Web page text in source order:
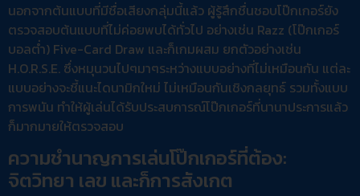
นอกจากต้นแบบที่มีชื่อเสียงกลุ่มนี้แล้ว ผู้รู้สึกชื่นชอบโป๊กเกอร์ยัง
ตรวจสอบต้นแบบที่ไม่ค่อยพบได้ทั่วไป อย่างเช่น Razz (โป๊กเกอร์
บอลต่ำ) Five-Card Draw และก็เกมผสม ยกตัวอย่างเช่น
H.O.R.S.E. ซึ่งหมุนวนไปๆมาๆระหว่างแบบอย่างที่ไม่เหมือนกัน แต่ละ
แบบอย่างจะชี้แนะไดนามิกใหม่ ไม่เหมือนกันเชิงกลยุทธ์ รวมทั้งแบบ
การพนัน ทำให้ผู้เล่นได้รับประสบการณ์โป๊กเกอร์ที่นานาประการแล้ว
ก็มากมายให้ตรวจสอบ
ความชำนาญการเล่นโป๊กเกอร์ที่ต้อง:
จิตวิทยา เลข และก็การสังเกต